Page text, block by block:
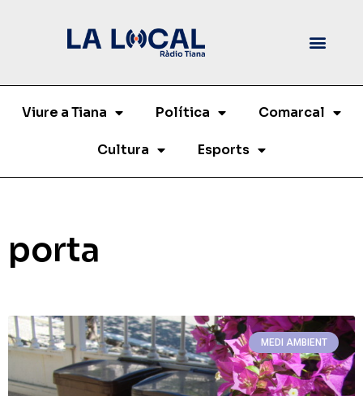
Viure a Tiana Política Comarcal
Cultura Esports
porta
MEDI AMBIENT